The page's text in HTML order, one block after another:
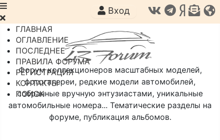
Форум коллекционеров масштабных моделей,
фотогалереи, редкие модели автомобилей,
собранные вручную энтузиастами, уникальные
автомобильные номера... Тематические разделы на
форуме, публикация альбомов.
Вход
ГЛАВНАЯ
ОГЛАВЛЕНИЕ
ПОСЛЕДНЕЕ
ПРАВИЛА ФОРУМА
РЕГИСТРАЦИЯ
КОНТАКТЫ
ПОИСК